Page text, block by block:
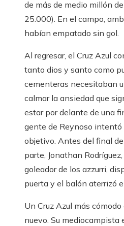
de más de medio millón
25.000). En el campo,
habían empatado sin gol.
Al regresar, el Cruz Azul
tanto dios y santo como
cementeras necesitaban
calmar la ansiedad que
estar por delante de una
gente de Reynoso intentó
objetivo. Antes del final
parte, Jonathan
goleador de los azzurri,
puerta y el balón aterrizó
Un Cruz Azul más cómodo
nuevo. Su mediocampista